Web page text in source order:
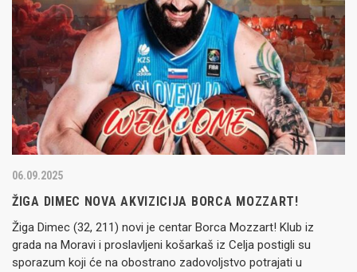
06.09.2025
ŽIGA DIMEC NOVA AKVIZICIJA BORCA MOZZART!
Žiga Dimec (32, 211) novi je centar Borca Mozzart! Klub iz
grada na Moravi i proslavljeni košarkaš iz Celja postigli su
sporazum koji će na obostrano zadovoljstvo potrajati u